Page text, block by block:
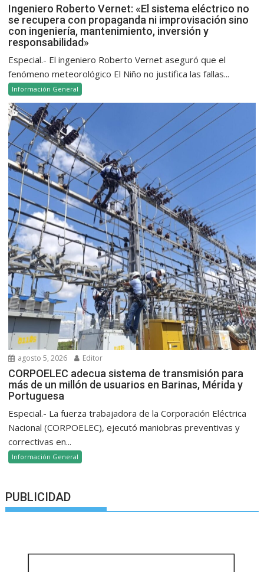
Ingeniero Roberto Vernet: «El sistema eléctrico no
se recupera con propaganda ni improvisación sino
con ingeniería, mantenimiento, inversión y
responsabilidad»
Especial.- El ingeniero Roberto Vernet aseguró que el
fenómeno meteorológico El Niño no justifica las fallas...
Información General
agosto 5, 2026 Editor
CORPOELEC adecua sistema de transmisión para
más de un millón de usuarios en Barinas, Mérida y
Portuguesa
Especial.- La fuerza trabajadora de la Corporación Eléctrica
Nacional (CORPOELEC), ejecutó maniobras preventivas y
correctivas en...
Información General
PUBLICIDAD